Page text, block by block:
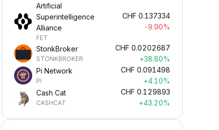
Artificial
Superintelligence
Alliance
FET
CHF 0.137334
-9.90%
StonkBroker
STONKBROKER
CHF 0.0202687
+38.80%
Pi Network
PI
CHF 0.091498
+4.10%
Cash Cat
CASHCAT
CHF 0.129893
+43.20%